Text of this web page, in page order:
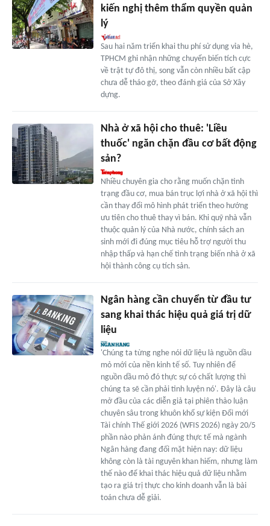
kiến nghị thêm thẩm quyền quản
lý
Sau hai năm triển khai thu phí sử dụng vỉa hè,
TPHCM ghi nhận những chuyển biến tích cực
về trật tự đô thị, song vẫn còn nhiều bất cập
chưa dễ tháo gỡ, theo đánh giá của Sở Xây
dựng.
Nhà ở xã hội cho thuê: 'Liều
thuốc' ngăn chặn đầu cơ bất động
sản?
Nhiều chuyên gia cho rằng muốn chặn tình
trạng đầu cơ, mua bán trục lợi nhà ở xã hội thì
cần thay đổi mô hình phát triển theo hướng
ưu tiên cho thuê thay vì bán. Khi quỹ nhà vẫn
thuộc quản lý của Nhà nước, chính sách an
sinh mới đi đúng mục tiêu hỗ trợ người thu
nhập thấp và hạn chế tình trạng biến nhà ở xã
hội thành công cụ tích sản.
Ngân hàng cần chuyển từ đầu tư
sang khai thác hiệu quả giá trị dữ
liệu
'Chúng ta từng nghe nói dữ liệu là nguồn dầu
mỏ mới của nền kinh tế số. Tuy nhiên để
nguồn dầu mỏ đó thực sự có chất lượng thì
chúng ta sẽ cần phải tinh luyện nó'. Đây là câu
mở đầu của các diễn giả tại phiên thảo luận
chuyên sâu trong khuôn khổ sự kiện Đổi mới
Tài chính Thế giới 2026 (WFIS 2026) ngày 20/5
phần nào phản ánh đúng thực tế mà ngành
Ngân hàng đang đối mặt hiện nay: dữ liệu
không còn là tài nguyên khan hiếm, nhưng làm
thế nào để khai thác hiệu quả dữ liệu nhằm
tạo ra giá trị thực cho kinh doanh vẫn là bài
toán chưa dễ giải.